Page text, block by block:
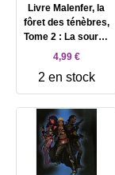
Livre Malenfer, la
fôret des ténèbres,
Tome 2 : La source
magique
4,99 €
2 en stock